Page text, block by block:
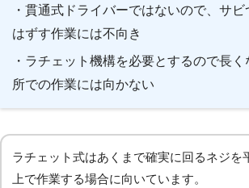
・貫通式ドライバーではないので、サ
はずす作業には不向き
・ラチェット機構を必要とするので長
所での作業には向かない
ラチェット式はあくまで確実に回るネジを
上で作業する場合に向いています。